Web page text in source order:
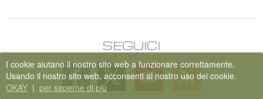
SEGUICI
Follow
on
Follow
Follow
Follow
I cookie aiutano il nostro sito web a funzionare correttamente.
Usando il nostro sito web, acconsenti al nostro uso dei cookie.
OKAY | per saperne di più